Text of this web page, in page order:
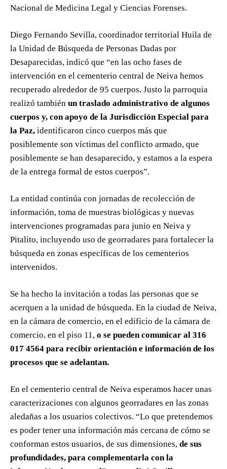
Nacional de Medicina Legal y Ciencias Forenses.
Diego Fernando Sevilla, coordinador territorial Huila de
la Unidad de Búsqueda de Personas Dadas por
Desaparecidas, indicó que “en las ocho fases de
intervención en el cementerio central de Neiva hemos
recuperado alrededor de 95 cuerpos. Justo la parroquia
realizó también un traslado administrativo de algunos
cuerpos y, con apoyo de la Jurisdicción Especial para
la Paz, identificaron cinco cuerpos más que
posiblemente son víctimas del conflicto armado, que
posiblemente se han desaparecido, y estamos a la espera
de la entrega formal de estos cuerpos”.
La entidad continúa con jornadas de recolección de
información, toma de muestras biológicas y nuevas
intervenciones programadas para junio en Neiva y
Pitalito, incluyendo uso de georradares para fortalecer la
búsqueda en zonas específicas de los cementerios
intervenidos.
Se ha hecho la invitación a todas las personas que se
acerquen a la unidad de búsqueda. En la ciudad de Neiva,
en la cámara de comercio, en el edificio de la cámara de
comercio, en el piso 11, o se pueden comunicar al 316
017 4564 para recibir orientación e información de los
procesos que se adelantan.
En el cementerio central de Neiva esperamos hacer unas
caracterizaciones con algunos georradares en las zonas
aledañas a los usuarios colectivos. “Lo que pretendemos
es poder tener una información más cercana de cómo se
conforman estos usuarios, de sus dimensiones, de sus
profundidades, para complementarla con la